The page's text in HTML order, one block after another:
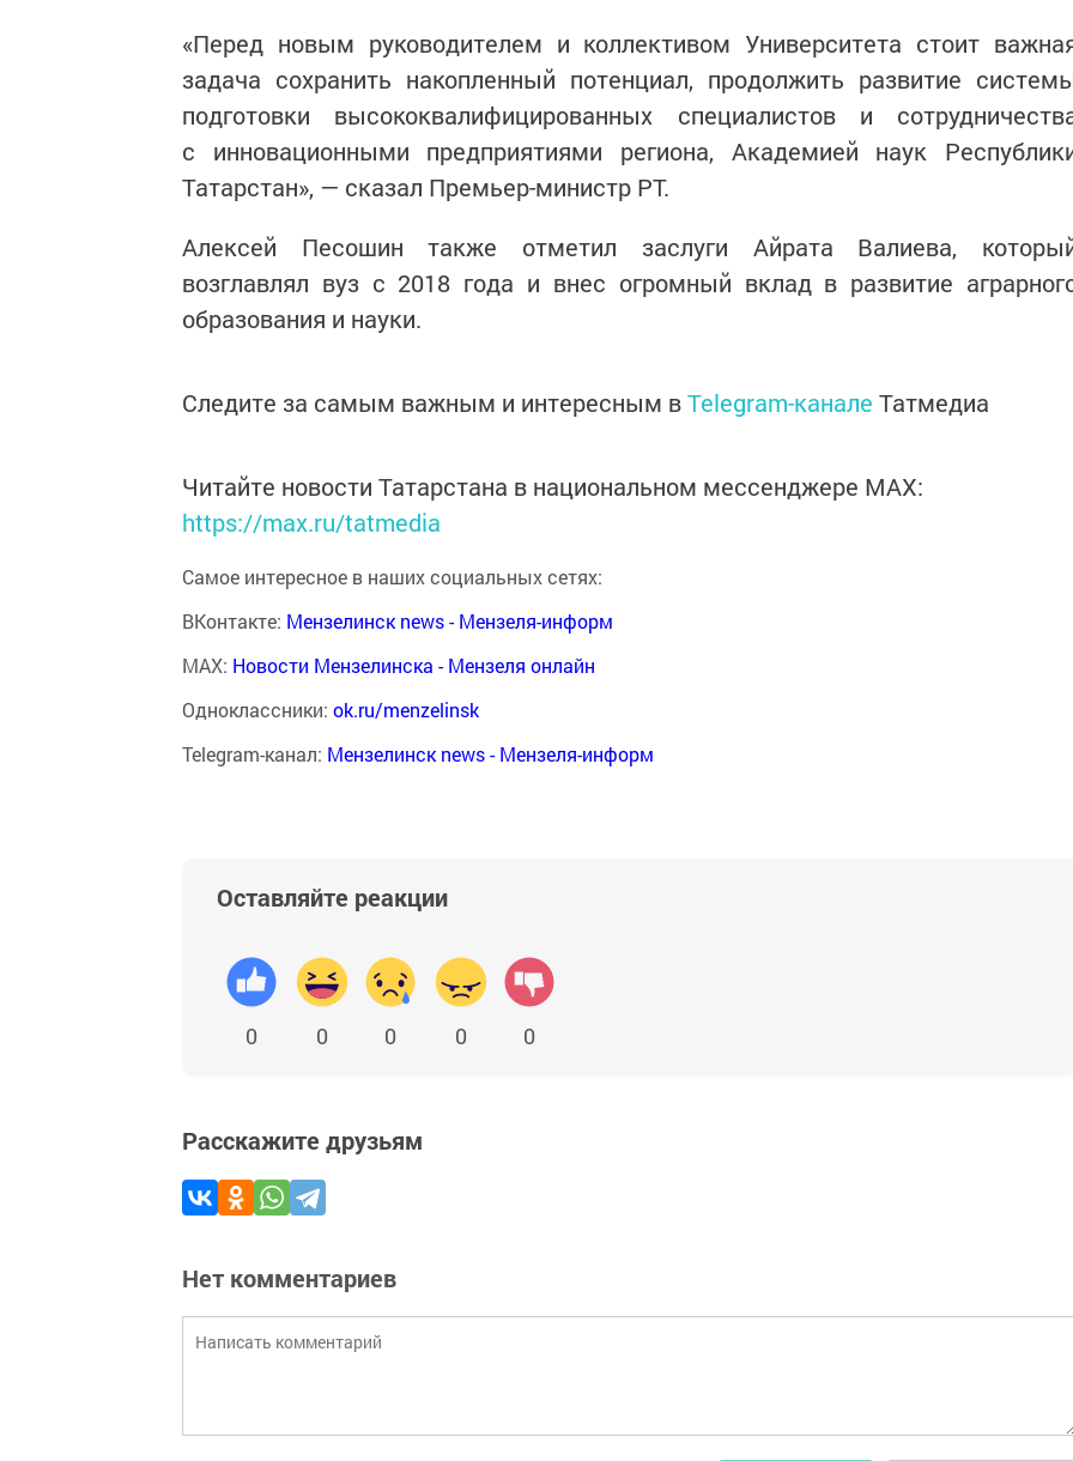
«Перед новым руководителем и коллективом Университета стоит
задача сохранить накопленный потенциал, продолжить развитие
подготовки высококвалифицированных специалистов и
с инновационными предприятиями региона, Академией наук
Татарстан», — сказал Премьер-министр РТ.
Алексей Песошин также отметил заслуги Айрата Валиева,
возглавлял вуз с 2018 года и внес огромный вклад в развитие
образования и науки.
Следите за самым важным и интересным вTelegram-канале Татмедиа
Читайте новости Татарстана в национальном мессенджере MАХ:
https://max.ru/tatmedia
Самое интересное в наших социальных сетях:
ВКонтакте: Мензелинск news - Мензеля-информ
MAX: Новости Мензелинска - Мензеля онлайн
Одноклассники: ok.ru/menzelinsk
Telegram-канал: Мензелинск news - Мензеля-информ
Оставляйте реакции
0 0 0 0 0
Расскажите друзьям
Нет комментариев